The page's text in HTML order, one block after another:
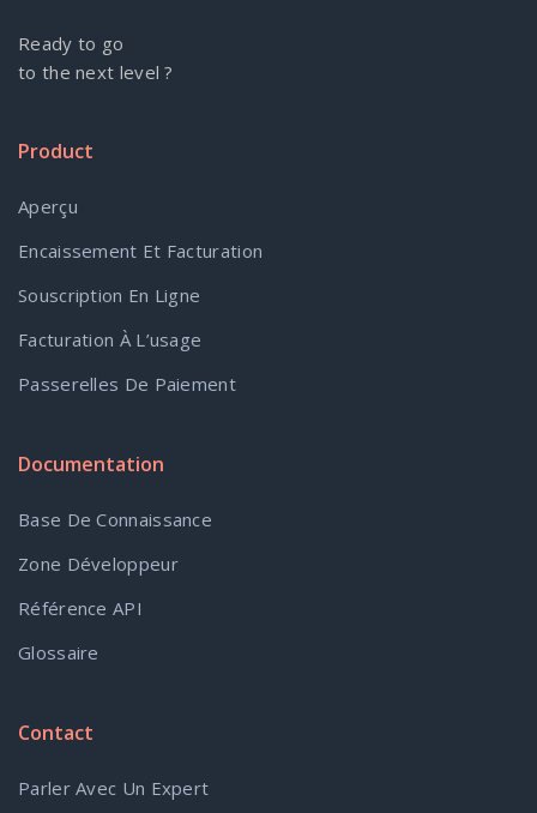
Ready to go
to the next level ?
Product
Aperçu
Encaissement Et Facturation
Souscription En Ligne
Facturation À L’usage
Passerelles De Paiement
Documentation
Base De Connaissance
Zone Développeur
Référence API
Glossaire
Contact
Parler Avec Un Expert